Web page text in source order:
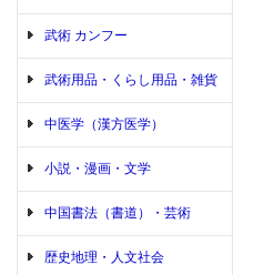
武術 カンフー
武術用品・くらし用品・雑貨
中医学（漢方医学）
小説・漫画・文学
中国書法（書道）・芸術
歴史地理・人文社会